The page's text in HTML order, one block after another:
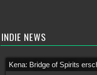
INDIE NEWS
Kena: Bridge of Spirits